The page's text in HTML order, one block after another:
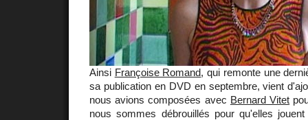
Ainsi Françoise Romand, qui remonte une
sa publication en DVD en septembre, vient
nous avions composées avec Bernard Vitet
nous sommes débrouillés pour qu'elles